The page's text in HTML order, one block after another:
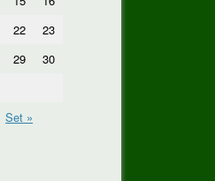
22
23
29
30
Set »